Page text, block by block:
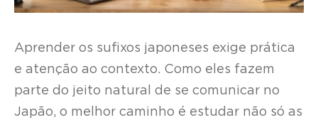
Aprender os sufixos japoneses exige prática
e atenção ao contexto. Como eles fazem
parte do jeito natural de se comunicar no
Japão, o melhor caminho é estudar não só as